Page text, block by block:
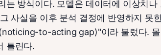
는 방식이다. 모델은 데이터에 이상치
사실을 이후 분석 결정에 반영하지 못
to-acting gap)"이라 불렀다.
틀린다.